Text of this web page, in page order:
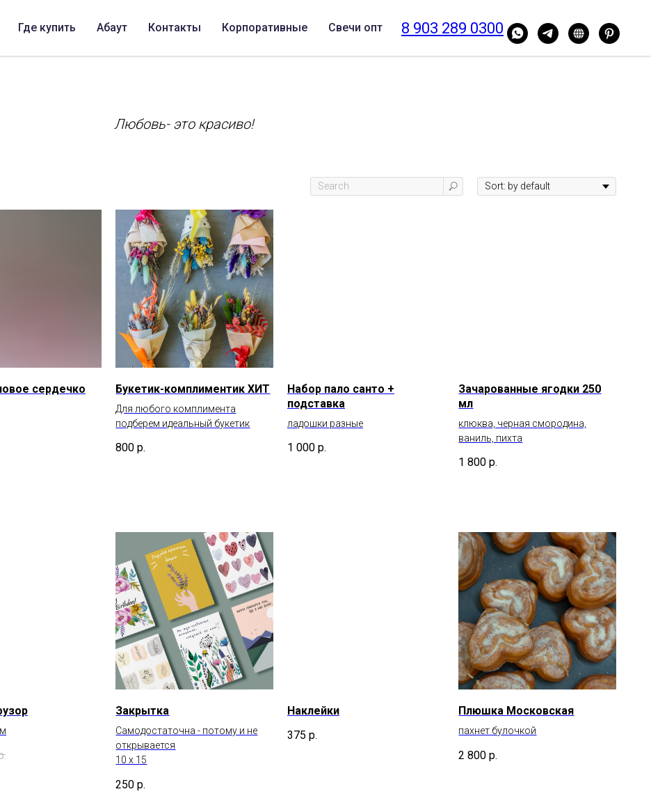
Где купить Абаут Контакты Корпоративные Свечи опт 8 903 289 0300
Любовь- это красиво!
сердечко
Букетик-комплиментик ХИТ
Для любого комплимента
подберем идеальный букетик
800 р.
Набор пало санто +
подставка
ладошки разные
1 000 р.
Зачарованные ягодки 250
мл
клюква, черная смородина,
ваниль, пихта
1 800 р.
Закрытка
Самодостаточна - потому и не
открывается
10 х 15
250 р.
Наклейки
375 р.
Плюшка Московская
пахнет булочкой
2 800 р.